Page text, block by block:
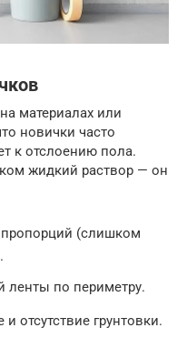
материалах или
новички часто
к отслоению пола.
жидкий раствор — он
(слишком
ленты по периметру.
отсутствие грунтовки.